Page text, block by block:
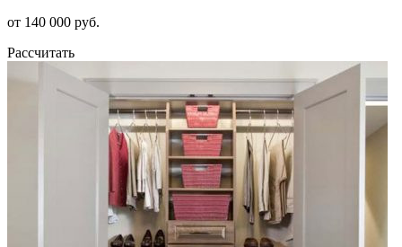
от 140 000 руб.
Рассчитать